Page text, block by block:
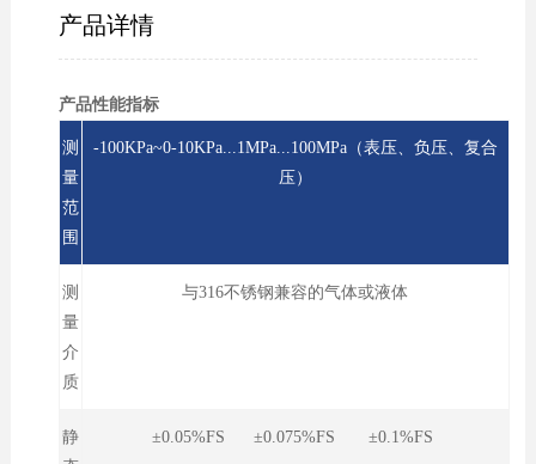
产品详情
产品性能指标
测
量
范
围
-100KPa~0-10KPa...1MPa...100MPa（表压、负压、复合
压）
测
量
介
质
与316不锈钢兼容的气体或液体
静
±0.05%FS ±0.075%FS ±0.1%FS